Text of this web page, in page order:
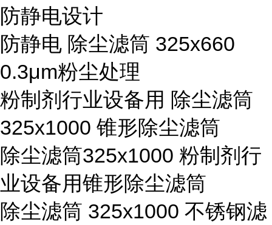
防静电设计
防静电 除尘滤筒 325x660
0.3μm粉尘处理
粉制剂行业设备用 除尘滤筒
325x1000 锥形除尘滤筒
除尘滤筒325x1000 粉制剂行
业设备用锥形除尘滤筒
除尘滤筒 325x1000 不锈钢滤